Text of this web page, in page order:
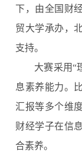
下，由全国财
贸大学承办，
支持。
大赛采用“
息素养能力。
汇报等多个维
财经学子在信
合素养。